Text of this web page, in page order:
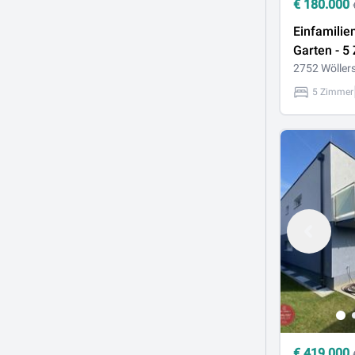
€ 180.000
Garten - 5
- in
2752
5 Zimmer